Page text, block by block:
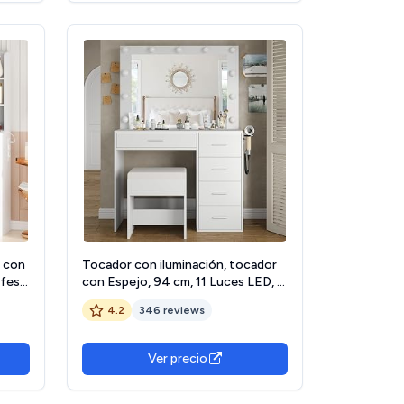
con
Tocador con iluminación, tocador
con Espejo, 94 cm, 11 Luces LED, 3
Modos de iluminación, 5 cajones,
Mesa cosmética con Silla para
Blanco
4.2 346 reviews
Ver precio